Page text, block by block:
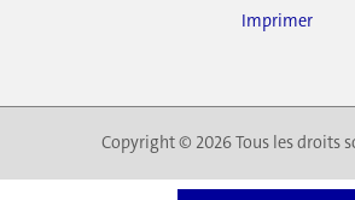
Imprimer
Copyright © 2026 Tous les droits